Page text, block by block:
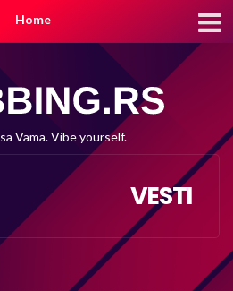
Home
Vama. Vibe yourself.
VESTI